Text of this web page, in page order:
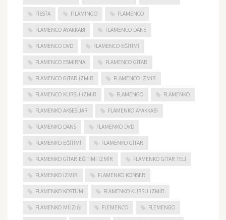
FIESTA FILAMINGO FLAMENCO
FLAMENCO AYAKKABI FLAMENCO DANS
FLAMENCO DVD FLAMENCO EĞITIMI
FLAMENCO ESMIRNA FLAMENCO GITAR
FLAMENCO GITAR İZMIR FLAMENCO IZMIR
FLAMENCO KURSU İZMIR FLAMENGO FLAMENKO
FLAMENKO AKSESUAR FLAMENKO AYAKKABI
FLAMENKO DANS FLAMENKO DVD
FLAMENKO EĞITIMI FLAMENKO GITAR
FLAMENKO GITAR EĞITIMI İZMIR FLAMENKO GITAR TELI
FLAMENKO IZMIR FLAMENKO KONSER
FLAMENKO KOSTÜM FLAMENKO KURSU İZMIR
FLAMENKO MÜZIĞI FLEMENCO FLEMENGO